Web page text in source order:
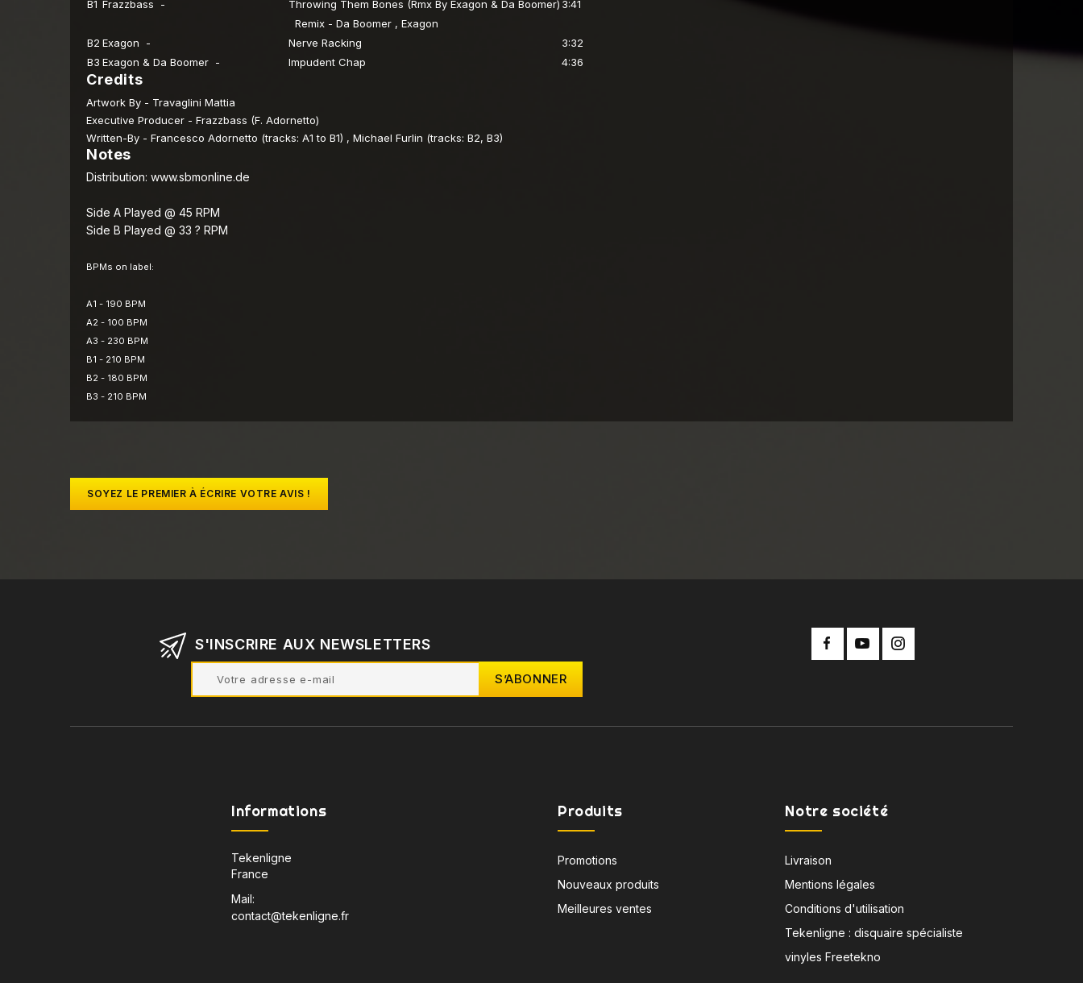
B1 Frazzbass - Throwing Them Bones (Rmx By Exagon & Da Boomer) 3:41
Remix - Da Boomer , Exagon
B2 Exagon - Nerve Racking
3:32
B3 Exagon & Da Boomer - Impudent Chap 4:36
Credits
Artwork By - Travaglini Mattia
Executive Producer - Frazzbass (F. Adornetto)
Written-By - Francesco Adornetto (tracks: A1 to B1) , Michael Furlin (tracks: B2, B3)
Notes
Distribution: www.sbmonline.de
Side A Played @ 45 RPM
Side B Played @ 33 ? RPM
BPMs on label:
A1 - 190 BPM
A2 - 100 BPM
A3 - 230 BPM
B1 - 210 BPM
B2 - 180 BPM
B3 - 210 BPM
SOYEZ LE PREMIER À ÉCRIRE VOTRE AVIS !
S'INSCRIRE AUX NEWSLETTERS
Informations
Tekenligne
France
Mail:
contact@tekenligne.fr
Produits
Promotions
Nouveaux produits
Meilleures ventes
Notre société
Livraison
Mentions légales
Conditions d'utilisation
Tekenligne : disquaire spécialiste
vinyles Freetekno